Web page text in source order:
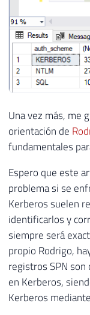
Una vez más, me
orientación de
fundamentales
Espero que este
problema si se
Kerberos suelen
identificarlos y
siempre será
propio Rodrigo,
registros SPN
en Kerberos,
Kerberos